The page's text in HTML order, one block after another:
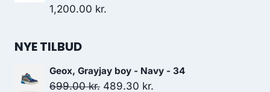
var:
1,200.00 kr.
NYE TILBUD
Geox, Grayjay boy - Navy - 34
699.00kr. Den
489.30 kr.